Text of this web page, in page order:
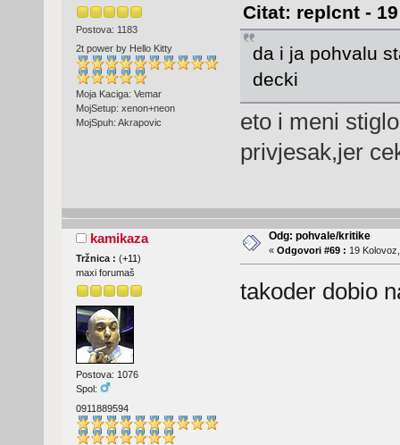
Postova: 1183
2t power by Hello Kitty
Moja Kaciga: Vemar
MojSetup: xenon+neon
MojSpuh: Akrapovic
Citat: replcnt -
da i ja pohvalu
decki
eto i meni
privjesak,jer
kamikaza
Tržnica : (+11)
maxi forumaš
Postova: 1076
Spol:
0911889594
Odg: pohvale/kritike
« Odgovori #69 : 19
takoder dobio